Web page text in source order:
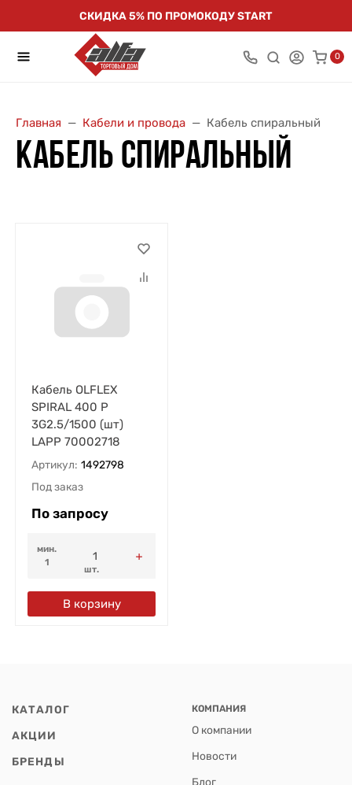
СКИДКА 5% ПО ПРОМОКОДУ START
0
Главная Кабели и провода Кабель спиральный
КАБЕЛЬ СПИРАЛЬНЫЙ
Кабель OLFLEX
SPIRAL 400 P
3G2.5/1500 (шт)
LAPP 70002718
Артикул: 1492798
Под заказ
По запросу
мин.
1
шт.
В корзину
КАТАЛОГ
АКЦИИ
БРЕНДЫ
КОМПАНИЯ
О компании
Новости
Блог